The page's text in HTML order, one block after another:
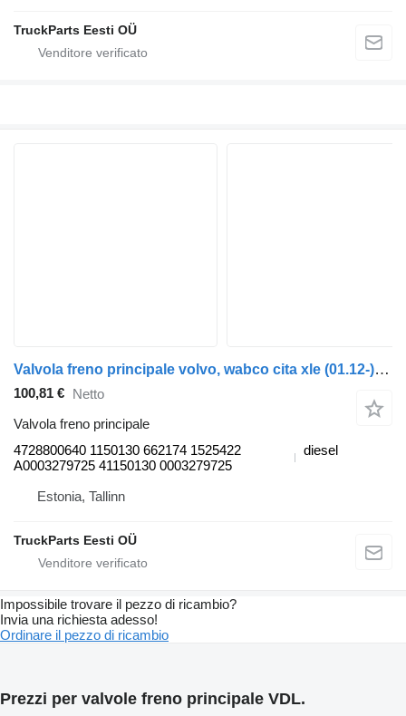
TruckParts Eesti OÜ
Valvola freno principale volvo, wabco cita xle (01.12-) 4728800640 per autobus VDL Jonckheere Transit 2000 (2005-2013)
100,81 €
Netto
Valvola freno principale
4728800640 1150130 662174 1525422
A0003279725 41150130 0003279725
diesel
Estonia, Tallinn
TruckParts Eesti OÜ
Impossibile trovare il pezzo di ricambio?
Invia una richiesta adesso!
Ordinare il pezzo di ricambio
Prezzi per valvole freno principale VDL.